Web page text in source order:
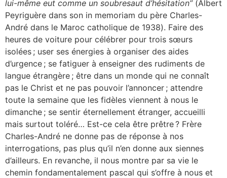
lui-même eut comme un soubresaut d’hésitation”(Albert
Peyriguère dans son in memoriam du père Charles-
André dans le Maroc catholique de 1938). Faire des
heures de voiture pour célébrer pour trois sœurs
isolées ; user ses énergies à organiser des aides
d’urgence ; se fatiguer à enseigner des rudiments de
langue étrangère ; être dans un monde qui ne connaît
pas le Christ et ne pas pouvoir l’annoncer ; attendre
toute la semaine que les fidèles viennent à nous le
dimanche ; se sentir éternellement étranger, accueilli
mais surtout toléré… Est-ce cela être prêtre ? Frère
Charles-André ne donne pas de réponse à nos
interrogations, pas plus qu’il n’en donne aux siennes
d’ailleurs. En revanche, il nous montre par sa vie le
chemin fondamentalement pascal qui s’offre à nous et